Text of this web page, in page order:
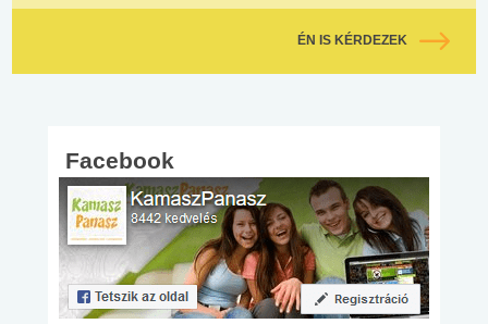
ÉN IS KÉRDEZEK
Facebook